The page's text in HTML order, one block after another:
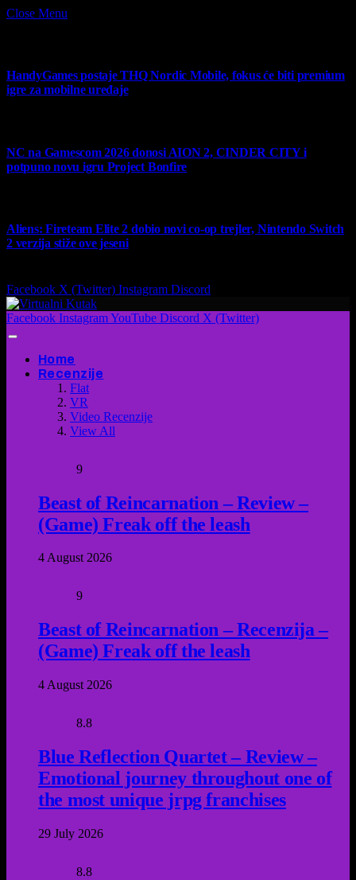
Close Menu
HandyGames postaje THQ Nordic Mobile, fokus će biti premium
igre za mobilne uređaje
NC na Gamescom 2026 donosi AION 2, CINDER CITY i
potpuno novu igru Project Bonfire
Aliens: Fireteam Elite 2 dobio novi co-op trejler, Nintendo Switch
2 verzija stiže ove jeseni
Facebook X (Twitter) Instagram Discord
Facebook InstagramYouTube Discord X (Twitter)
Home
Recenzije
Flat
VR
Video Recenzije
View All
9
Beast of Reincarnation – Review –
(Game) Freak off the leash
4 August 2026
9
Beast of Reincarnation – Recenzija –
(Game) Freak off the leash
4 August 2026
8.8
Blue Reflection Quartet – Review –
Emotional journey throughout one of
the most unique jrpg franchises
29 July 2026
8.8